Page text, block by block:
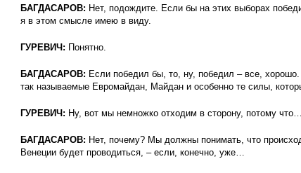
БАГДАСАРОВ: Нет, подождите. Если бы на этих выборах
я в этом смысле имею в виду.
ГУРЕВИЧ: Понятно.
БАГДАСАРОВ: Если победил бы, то, ну, победил – все,
так называемые Евромайдан, Майдан и особенно те силы,
ГУРЕВИЧ: Ну, вот мы немножко отходим в сторону, потому что…
БАГДАСАРОВ: Нет, почему? Мы должны понимать, что
Венеции будет проводиться, – если, конечно, уже…